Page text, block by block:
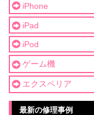
iPhone
iPad
iPod
ゲーム機
エクスペリア
最新の修理事例